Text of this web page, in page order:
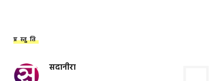
प्रस्तुति
सदानीरा